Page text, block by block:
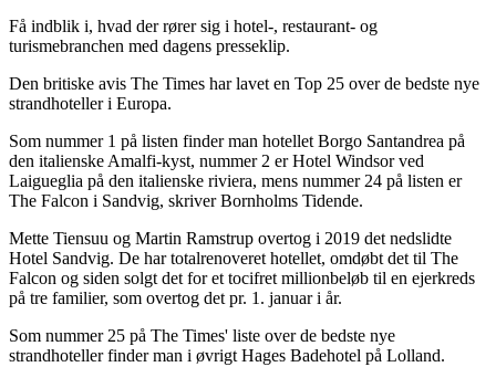
Få indblik i, hvad der rører sig i hotel-, restaurant- og
turismebranchen med dagens presseklip.
Den britiske avis The Times har lavet en Top 25 over de bedste nye
strandhoteller i Europa.
Som nummer 1 på listen finder man hotellet Borgo Santandrea på
den italienske Amalfi-kyst, nummer 2 er Hotel Windsor ved
Laigueglia på den italienske riviera, mens nummer 24 på listen er
The Falcon i Sandvig, skriver Bornholms Tidende.
Mette Tiensuu og Martin Ramstrup overtog i 2019 det nedslidte
Hotel Sandvig. De har totalrenoveret hotellet, omdøbt det til The
Falcon og siden solgt det for et tocifret millionbeløb til en ejerkreds
på tre familier, som overtog det pr. 1. januar i år.
Som nummer 25 på The Times' liste over de bedste nye
strandhoteller finder man i øvrigt Hages Badehotel på Lolland.